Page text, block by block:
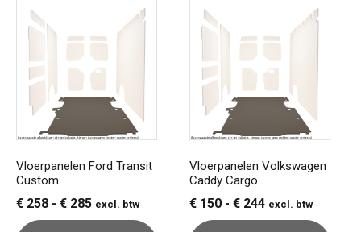
Vloerpanelen Ford Transit
Custom
€ 258 - € 285Prijsklasse:
€ 258
excl. btw
product
meerdere
variaties.
Deze
kan
gekozen
worden
op
de
Vloerpanelen Volkswagen
Caddy Cargo
€ 150 - € 244Prijsklasse:
€ 150
excl. btw
product
meerdere
variaties.
Deze
kan
gekozen
worden
op
de